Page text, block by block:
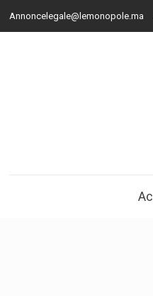
Annoncelegale@lemonopole.ma